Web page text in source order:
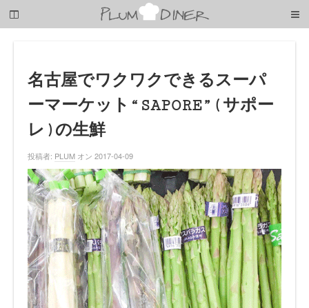
子
名古屋でワクワクできるスーパ
ーマーケット“SAPORE”(サポー
レ)の生鮮
投稿者: PLUM オン 2017-04-09